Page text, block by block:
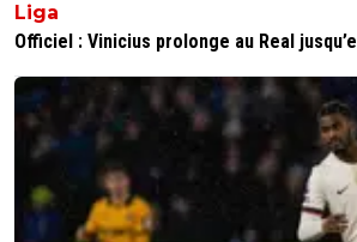
Liga
Officiel : Vinicius prolonge au Real